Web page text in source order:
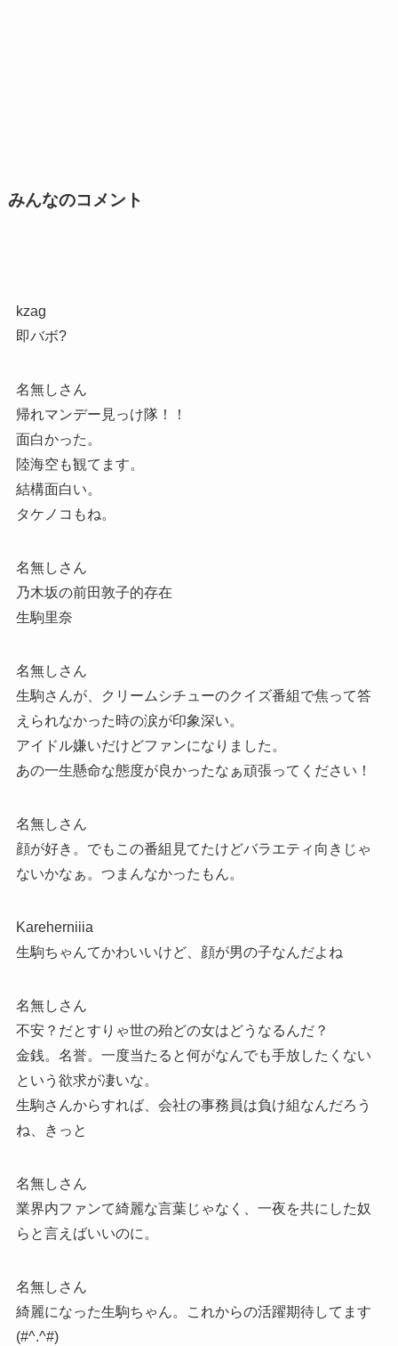
みんなのコメント
kzag
即バボ?
名無しさん
帰れマンデー見っけ隊！！
面白かった。
陸海空も観てます。
結構面白い。
タケノコもね。
名無しさん
乃木坂の前田敦子的存在
生駒里奈
名無しさん
生駒さんが、クリームシチューのクイズ番組で焦って答
えられなかった時の涙が印象深い。
アイドル嫌いだけどファンになりました。
あの一生懸命な態度が良かったなぁ頑張ってください！
名無しさん
顔が好き。でもこの番組見てたけどバラエティ向きじゃ
ないかなぁ。つまんなかったもん。
Kareherniiia
生駒ちゃんてかわいいけど、顔が男の子なんだよね
名無しさん
不安？だとすりゃ世の殆どの女はどうなるんだ？
金銭。名誉。一度当たると何がなんでも手放したくない
という欲求が凄いな。
生駒さんからすれば、会社の事務員は負け組なんだろう
ね、きっと
名無しさん
業界内ファンて綺麗な言葉じゃなく、一夜を共にした奴
らと言えばいいのに。
名無しさん
綺麗になった生駒ちゃん。これからの活躍期待してます
(#^.^#)